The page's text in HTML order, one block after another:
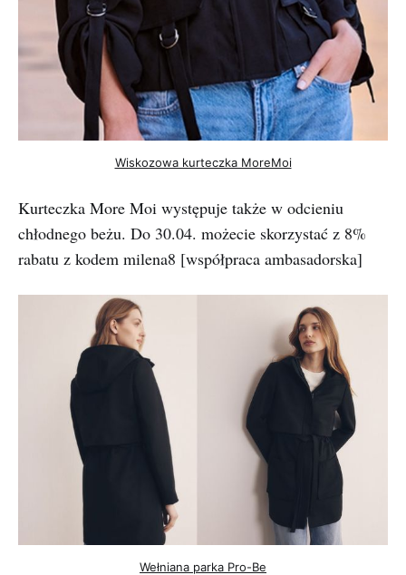
Wiskozowa kurteczka MoreMoi
Kurteczka More Moi występuje także w odcieniu
chłodnego beżu. Do 30.04. możecie skorzystać z 8%
rabatu z kodem milena8 [współpraca ambasadorska]
Wełniana parka Pro-Be